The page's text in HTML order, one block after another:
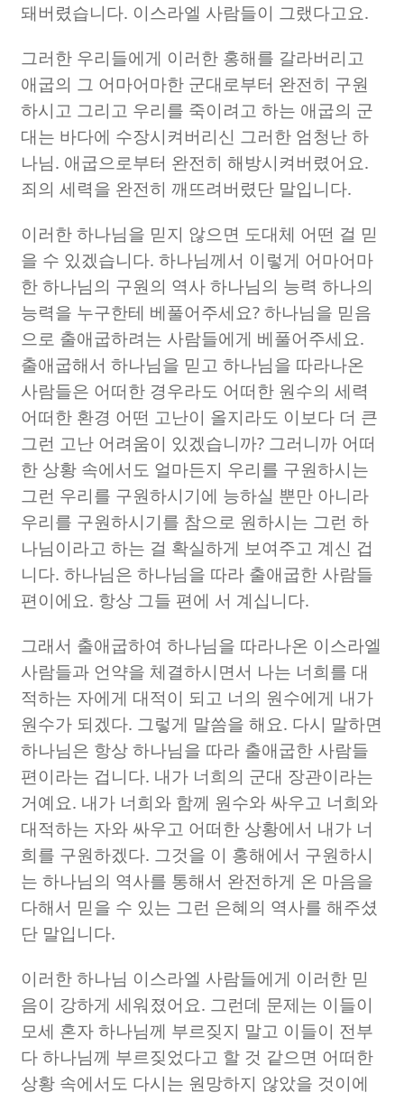
돼버렸습니다. 이스라엘 사람들이 그랬다고요.
그러한 우리들에게 이러한 홍해를 갈라버리고
애굽의 그 어마어마한 군대로부터 완전히 구원
하시고 그리고 우리를 죽이려고 하는 애굽의 군
대는 바다에 수장시켜버리신 그러한 엄청난 하
나님. 애굽으로부터 완전히 해방시켜버렸어요.
죄의 세력을 완전히 깨뜨려버렸단 말입니다.
이러한 하나님을 믿지 않으면 도대체 어떤 걸 믿
을 수 있겠습니다. 하나님께서 이렇게 어마어마
한 하나님의 구원의 역사 하나님의 능력 하나의
능력을 누구한테 베풀어주세요? 하나님을 믿음
으로 출애굽하려는 사람들에게 베풀어주세요.
출애굽해서 하나님을 믿고 하나님을 따라나온
사람들은 어떠한 경우라도 어떠한 원수의 세력
어떠한 환경 어떤 고난이 올지라도 이보다 더 큰
그런 고난 어려움이 있겠습니까? 그러니까 어떠
한 상황 속에서도 얼마든지 우리를 구원하시는
그런 우리를 구원하시기에 능하실 뿐만 아니라
우리를 구원하시기를 참으로 원하시는 그런 하
나님이라고 하는 걸 확실하게 보여주고 계신 겁
니다. 하나님은 하나님을 따라 출애굽한 사람들
편이에요. 항상 그들 편에 서 계십니다.
그래서 출애굽하여 하나님을 따라나온 이스라엘
사람들과 언약을 체결하시면서 나는 너희를 대
적하는 자에게 대적이 되고 너의 원수에게 내가
원수가 되겠다. 그렇게 말씀을 해요. 다시 말하면
하나님은 항상 하나님을 따라 출애굽한 사람들
편이라는 겁니다. 내가 너희의 군대 장관이라는
거예요. 내가 너희와 함께 원수와 싸우고 너희와
대적하는 자와 싸우고 어떠한 상황에서 내가 너
희를 구원하겠다. 그것을 이 홍해에서 구원하시
는 하나님의 역사를 통해서 완전하게 온 마음을
다해서 믿을 수 있는 그런 은혜의 역사를 해주셨
단 말입니다.
이러한 하나님 이스라엘 사람들에게 이러한 믿
음이 강하게 세워졌어요. 그런데 문제는 이들이
모세 혼자 하나님께 부르짖지 말고 이들이 전부
다 하나님께 부르짖었다고 할 것 같으면 어떠한
상황 속에서도 다시는 원망하지 않았을 것이에